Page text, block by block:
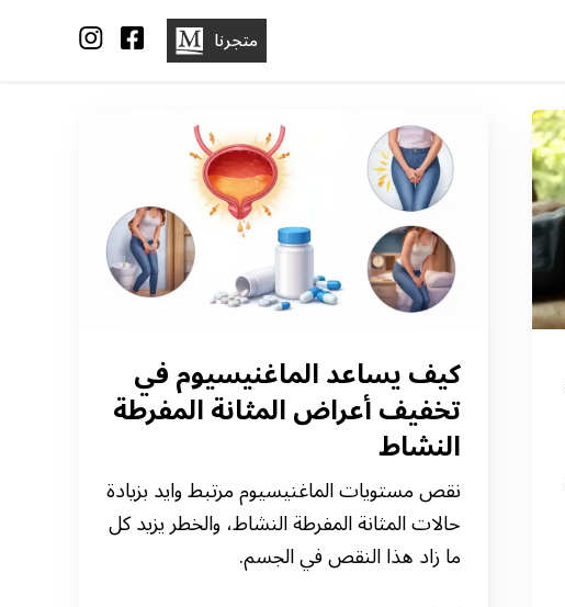
متجرنا
كيف يساعد الماغنيسيوم في
تخفيف أعراض المثانة المفرطة
النشاط
نقص مستويات الماغنيسيوم مرتبط وايد بزيادة
حالات المثانة المفرطة النشاط، والخطر يزيد كل
ما زاد هذا النقص في الجسم.